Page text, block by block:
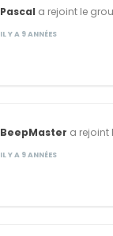
Pascal a rejoint le
IL Y A 9 ANNÉES
BeepMaster a rejoint
IL Y A 9 ANNÉES